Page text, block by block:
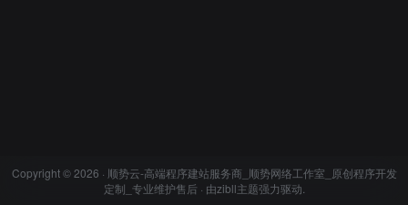
Copyright © 2026 · 顺势云-高端程序建站服务商_顺势网络工作室_原创程序开发
定制_专业维护售后 · 由zibll主题强力驱动.